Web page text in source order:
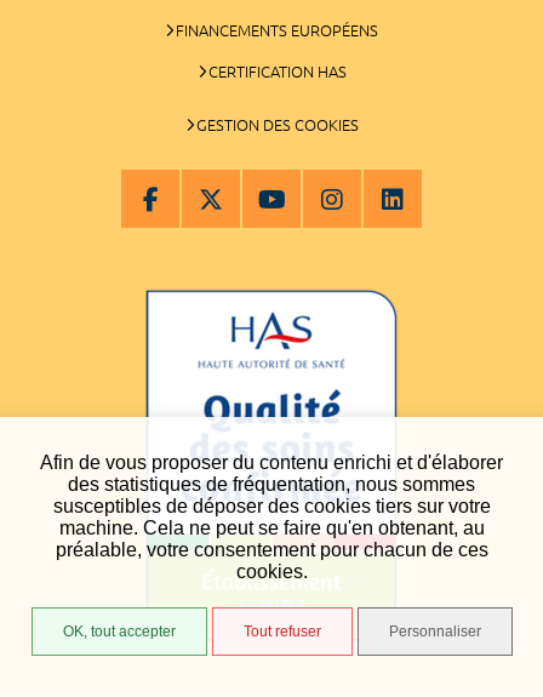
Afin de vous proposer du contenu enrichi et d'élaborer
des statistiques de fréquentation, nous sommes
susceptibles de déposer des cookies tiers sur votre
machine. Cela ne peut se faire qu'en obtenant, au
préalable, votre consentement pour chacun de ces
cookies.
OK, tout accepter Tout refuser Personnaliser
FINANCEMENTS EUROPÉENS
CERTIFICATION HAS
GESTION DES COOKIES